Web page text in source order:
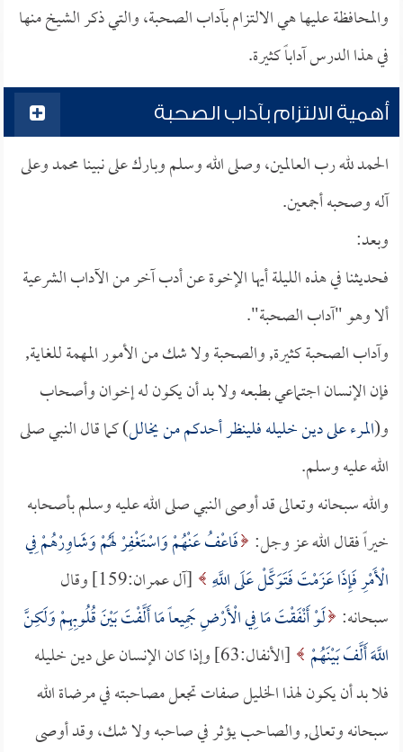
والمحافظة عليها هي الالتزام بآداب الصحبة، والتي ذكر الشيخ منها
في هذا الدرس آداباً كثيرة.
أهمية الالتزام بآداب الصحبة
الحمد لله رب العالمين، وصلى الله وسلم وبارك على نبينا محمد وعلى
آله وصحبه أجمعين.
وبعد:
فحديثنا في هذه الليلة أيها الإخوة عن أدب آخر من الآداب الشرعية
ألا وهو "آداب الصحبة".
وآداب الصحبة كثيرة, والصحبة ولا شك من الأمور المهمة للغاية,
فإن الإنسان اجتماعي بطبعه ولا بد أن يكون له إخوان وأصحاب
و(المرء على دين خليله فلينظر أحدكم من يخالل) كما قال النبي صلى
الله عليه وسلم.
والله سبحانه وتعالى قد أوصى النبي صلى الله عليه وسلم بأصحابه
خيراً فقال الله عز وجل: فَاعْفُ عَنْهُمْ وَاسْتَغْفِرْ لَهُمْ وَشَاوِرْهُمْ فِي
الْأَمْرِ فَإِذَا عَزَمْتَ فَتَوَكَّلْ عَلَى اللَّهِ
[آل عمران:159] وقال
سبحانه: لَوْ أَنْفَقْتَ مَا فِي الْأَرْضِ جَمِيعاً مَا أَلَّفْتَ بَيْنَ قُلُوبِهِمْ وَلَكِنَّ
اللَّهَ أَلَّفَ بَيْنَهُمْ
[الأنفال:63] وإذا كان الإنسان على دين خليله
فلا بد أن يكون لهذا الخليل صفات تجعل مصاحبته في مرضاة الله
سبحانه وتعالى, والصاحب يؤثر في صاحبه ولا شك، وقد أوصى